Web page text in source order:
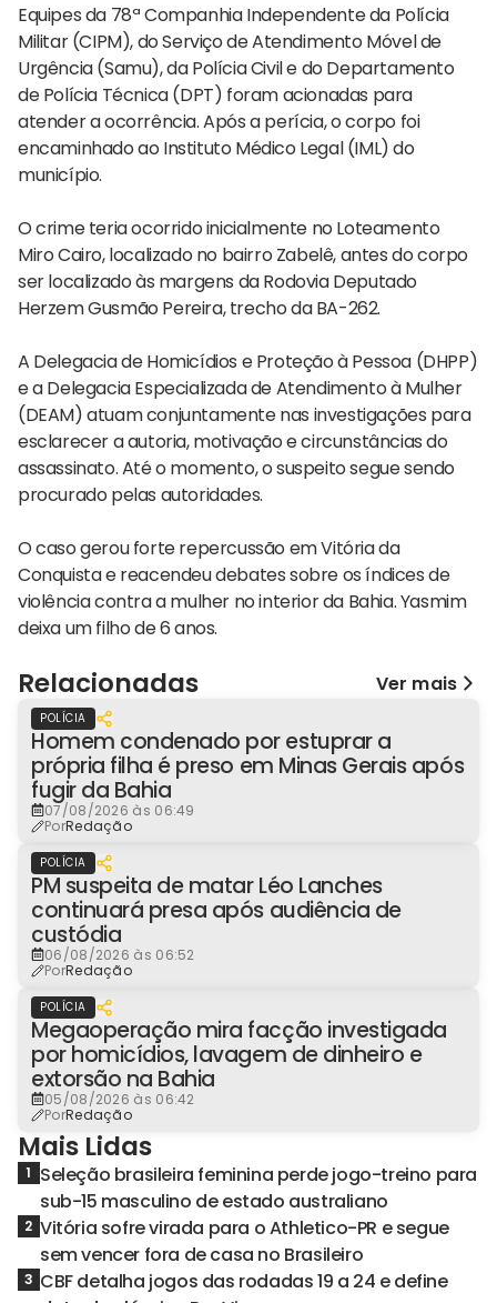
Equipes da 78ª Companhia Independente da Polícia
Militar (CIPM), do Serviço de Atendimento Móvel de
Urgência (Samu), da Polícia Civil e do Departamento
de Polícia Técnica (DPT) foram acionadas para
atender a ocorrência. Após a perícia, o corpo foi
encaminhado ao Instituto Médico Legal (IML) do
município.
O crime teria ocorrido inicialmente no Loteamento
Miro Cairo, localizado no bairro Zabelê, antes do corpo
ser localizado às margens da Rodovia Deputado
Herzem Gusmão Pereira, trecho da BA-262.
A Delegacia de Homicídios e Proteção à Pessoa (DHPP)
e a Delegacia Especializada de Atendimento à Mulher
(DEAM) atuam conjuntamente nas investigações para
esclarecer a autoria, motivação e circunstâncias do
assassinato. Até o momento, o suspeito segue sendo
procurado pelas autoridades.
O caso gerou forte repercussão em Vitória da
Conquista e reacendeu debates sobre os índices de
violência contra a mulher no interior da Bahia. Yasmim
deixa um filho de 6 anos.
Relacionadas Ver mais
POLÍCIA
Homem condenado por estuprar a
própria filha é preso em Minas Gerais após
fugir da Bahia
07/08/2026 às 06:49
PorRedação
POLÍCIA
PM suspeita de matar Léo Lanches
continuará presa após audiência de
custódia
06/08/2026 às 06:52
PorRedação
POLÍCIA
Megaoperação mira facção investigada
por homicídios, lavagem de dinheiro e
extorsão na Bahia
05/08/2026 às 06:42
PorRedação
Mais Lidas
1 Seleção brasileira feminina perde jogo-treino para
sub-15 masculino de estado australiano
2 Vitória sofre virada para o Athletico-PR e segue
sem vencer fora de casa no Brasileiro
3 CBF detalha jogos das rodadas 19 a 24 e define